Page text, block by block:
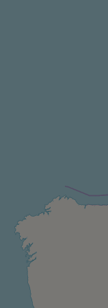
Lave-linge
Téléviseur
Antimoustique